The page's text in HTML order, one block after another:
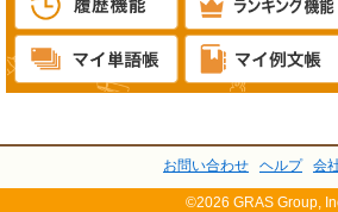
お問い合わせ ヘルプ 会
©2026 GRAS Group,